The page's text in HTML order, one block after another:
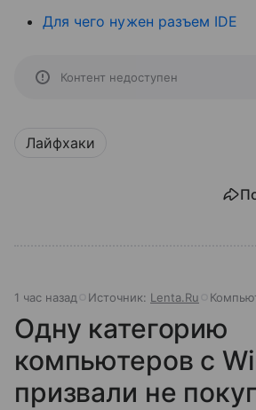
Для чего нужен разъем IDE
Контент недоступен
Лайфхаки
1 час назад Источник: Lenta.Ru
Одну категорию
компьютеров с
призвали не